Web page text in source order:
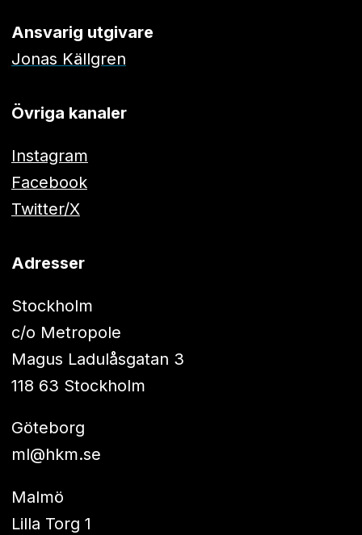
Ansvarig utgivare
Jonas Källgren
Övriga kanaler
Instagram
Facebook
Twitter/X
Adresser
Stockholm
c/o Metropole
Magus Ladulåsgatan 3
118 63 Stockholm
Göteborg
ml@hkm.se
Malmö
Lilla Torg 1